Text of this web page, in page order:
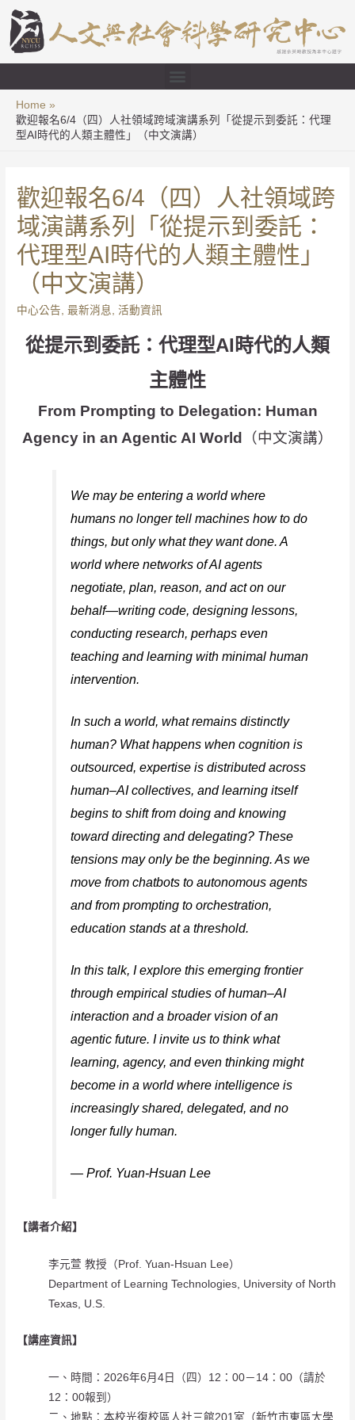
Home
歡迎報名6/4（四）人社領域跨域演講系列「從提示到委託：代理
型AI時代的人類主體性」（中文演講）
歡迎報名6/4（四）人社領域跨
域演講系列「從提示到委託：
代理型AI時代的人類主體性」
（中文演講）
中心公告 ,最新消息 ,活動資訊
從提示到委託：代理型AI時代的人類
主體性
From Prompting to Delegation: Human
Agency in an Agentic AI World
（中文演講）
We may be entering a world where
humans no longer tell machines how to do
things, but only what they want done. A
world where networks of AI agents
negotiate, plan, reason, and act on our
behalf—writing code, designing lessons,
conducting research, perhaps even
teaching and learning with minimal human
intervention.
In such a world, what remains distinctly
human? What happens when cognition is
outsourced, expertise is distributed across
human–AI collectives, and learning itself
begins to shift from doing and knowing
toward directing and delegating? These
tensions may only be the beginning. As we
move from chatbots to autonomous agents
and from prompting to orchestration,
education stands at a threshold.
In this talk, I explore this emerging frontier
through empirical studies of human–AI
interaction and a broader vision of an
agentic future. I invite us to think what
learning, agency, and even thinking might
become in a world where intelligence is
increasingly shared, delegated, and no
longer fully human.
— Prof. Yuan-Hsuan Lee
【講者介紹】
李元萱 教授（Prof. Yuan-Hsuan Lee）
Department of Learning Technologies, University of North
Texas, U.S.
【講座資訊】
一、時間：2026年6月4日（四）12：00－14：00（請於
12：00報到）
二、地點：本校光復校區人社三館201室（新竹市東區大學